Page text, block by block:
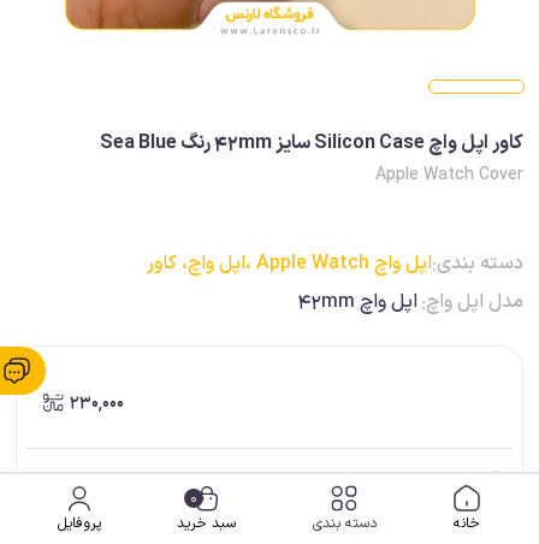
کاور اپل واچ Silicon Case سایز 42mm رنگ Sea Blue
Apple Watch Cover
دسته بندی:اپل واچ Apple Watch ،
اپل واچ، کاور
مدل اپل واچ:اپل واچ 42mm
230,000
ضمانت اصالت کالا
ارسال فوری (برای شهر شیراز)
پروفایل
0
سبد خرید دسته بندی خانه